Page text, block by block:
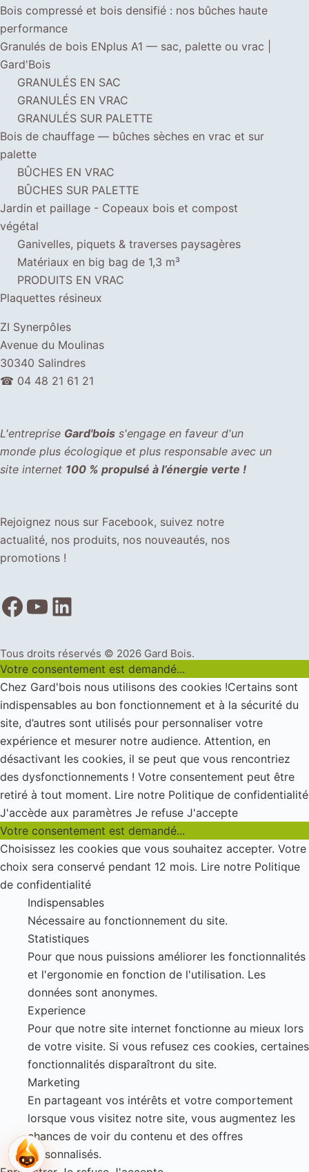
Bois compressé et bois densifié : nos bûches haute
performance
Granulés de bois ENplus A1 — sac, palette ou vrac |
Gard'Bois
GRANULÉS EN SAC
GRANULÉS EN VRAC
GRANULÉS SUR PALETTE
Bois de chauffage — bûches sèches en vrac et sur
palette
BÛCHES EN VRAC
BÛCHES SUR PALETTE
Jardin et paillage - Copeaux bois et compost
végétal
Ganivelles, piquets & traverses paysagères
Matériaux en big bag de 1,3 m³
PRODUITS EN VRAC
Plaquettes résineux
ZI Synerpôles
Avenue du Moulinas
30340 Salindres
☎ 04 48 21 61 21
L'entreprise Gard'bois s'engage en faveur d'un
monde plus écologique et plus responsable avec un
site internet 100 % propulsé à l’énergie verte !
Rejoignez nous sur Facebook, suivez notre
actualité, nos produits, nos nouveautés, nos
promotions !
Tous droits réservés © 2026 Gard Bois.
Votre consentement est demandé...
Chez Gard'bois nous utilisons des cookies !Certains sont
indispensables au bon fonctionnement et à la sécurité du
site, d’autres sont utilisés pour personnaliser votre
expérience et mesurer notre audience. Attention, en
désactivant les cookies, il se peut que vous rencontriez
des dysfonctionnements ! Votre consentement peut être
retiré à tout moment. Lire notre Politique de confidentialité
J'accède aux paramètres Je refuse J'accepte
Votre consentement est demandé...
Choisissez les cookies que vous souhaitez accepter. Votre
choix sera conservé pendant 12 mois. Lire notre Politique
de confidentialité
Indispensables
Nécessaire au fonctionnement du site.
Statistiques
Pour que nous puissions améliorer les fonctionnalités
et l'ergonomie en fonction de l'utilisation. Les
données sont anonymes.
Experience
Pour que notre site internet fonctionne au mieux lors
de votre visite. Si vous refusez ces cookies, certaines
fonctionnalités disparaîtront du site.
Marketing
En partageant vos intérêts et votre comportement
lorsque vous visitez notre site, vous augmentez les
chances de voir du contenu et des offres
personnalisés.